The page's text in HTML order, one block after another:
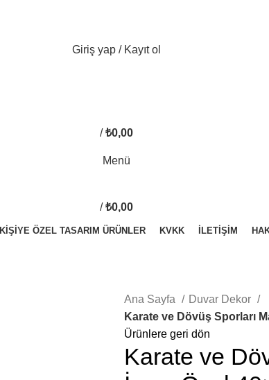
Giriş yap / Kayıt ol
/ ₺0,00
Menü
/ ₺0,00
KIŞIYE ÖZEL TASARIM ÜRÜNLER KVKK İLETIŞIM
Ana Sayfa
Duvar Dekor
Karate ve Dövüş Sporları
Ürünlere geri dön
Karate ve